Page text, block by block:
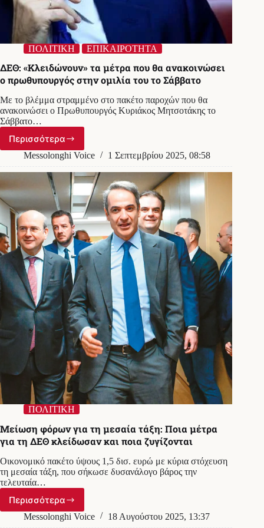
ΠΟΛΙΤΙΚΗ ΕΠΙΚΑΙΡΟΤΗΤΑ
ΔΕΘ: «Κλειδώνουν» τα μέτρα που θα ανακοινώσει
ο πρωθυπουργός στην ομιλία του το Σάββατο
Με το βλέμμα στραμμένο στο πακέτο παροχών που θα
ανακοινώσει ο Πρωθυπουργός Κυριάκος Μητσοτάκης το
Σάββατο…
Περισσότερα
ΔΕΘ:
«Κλειδώνουν»
μέτρα
που
θα
ανακοινώσει
ο
πρωθυπουργός
στην
ομιλία
του
το
Σάββατο
Messolonghi Voice 1 Σεπτεμβρίου 2025, 08:58
ΠΟΛΙΤΙΚΗ
Μείωση φόρων για τη μεσαία τάξη: Ποια μέτρα
για τη ΔΕΘ κλείδωσαν και ποια ζυγίζονται
Οικονομικό πακέτο ύψους 1,5 δισ. ευρώ με κύρια στόχευση
τη μεσαία τάξη, που σήκωσε δυσανάλογο βάρος την
τελευταία…
Περισσότερα
Μείωση
φόρων
Messolonghi Voice 18 Αυγούστου 2025, 13:37